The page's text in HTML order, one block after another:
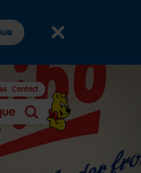
Search
Contact